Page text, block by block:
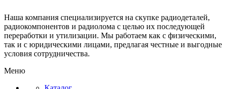
Наша компания специализируется на скупке радиодеталей,
радиокомпонентов и радиолома с целью их последующей
переработки и утилизации. Мы работаем как с физическими,
так и с юридическими лицами, предлагая честные и выгодные
условия сотрудничества.
Меню